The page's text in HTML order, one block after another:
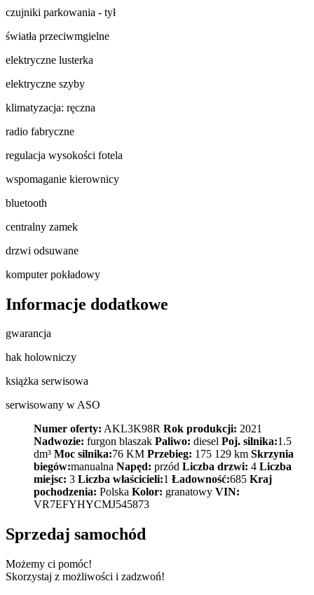
czujniki parkowania - tył
światła przeciwmgielne
elektryczne lusterka
elektryczne szyby
klimatyzacja: ręczna
radio fabryczne
regulacja wysokości fotela
wspomaganie kierownicy
bluetooth
centralny zamek
drzwi odsuwane
komputer pokładowy
Informacje dodatkowe
gwarancja
hak holowniczy
książka serwisowa
serwisowany w ASO
Numer oferty: AKL3K98R Rok produkcji: 2021
Nadwozie: furgon blaszak Paliwo: diesel Poj. silnika:1.5
dm³ Moc silnika:76 KM Przebieg: 175 129 km Skrzynia
biegów:manualna Napęd: przód Liczba drzwi: 4 Liczba
miejsc: 3 Liczba właścicieli:1 Ładowność:685 Kraj
pochodzenia: Polska Kolor: granatowy VIN:
VR7EFYHYCMJ545873
Sprzedaj samochód
Możemy ci pomóc!
Skorzystaj z możliwości i zadzwoń!